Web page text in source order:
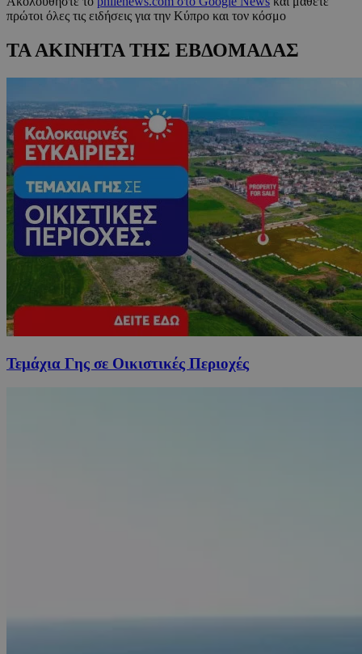
πρώτοι όλες τις ειδήσεις για την Κύπρο και τον κόσμο
ΤΑ ΑΚΙΝΗΤΑ ΤΗΣ ΕΒΔΟΜΑΔΑΣ
Τεμάχια Γης σε Οικιστικές Περιοχές